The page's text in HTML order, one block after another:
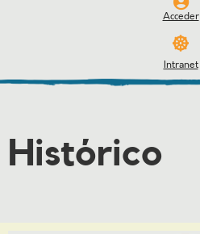
Acceder
Intranet
Histórico